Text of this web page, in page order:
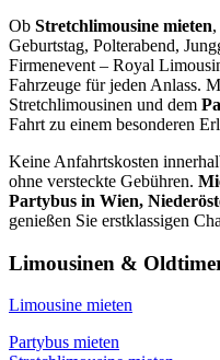
Ob Stretchlimousine mieten,
Geburtstag, Polterabend,
Firmenevent – Royal
Fahrzeuge für jeden Anlass.
Stretchlimousinen und dem
Fahrt zu einem besonderen
Keine Anfahrtskosten
ohne versteckte Gebühren.
Partybus in Wien,
genießen Sie erstklassigen
Limousinen &
Limousine mieten
Partybus mieten